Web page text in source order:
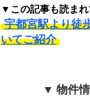
▼この記事も読ま
宇都宮駅より徒
いてご紹介
▼ 物件